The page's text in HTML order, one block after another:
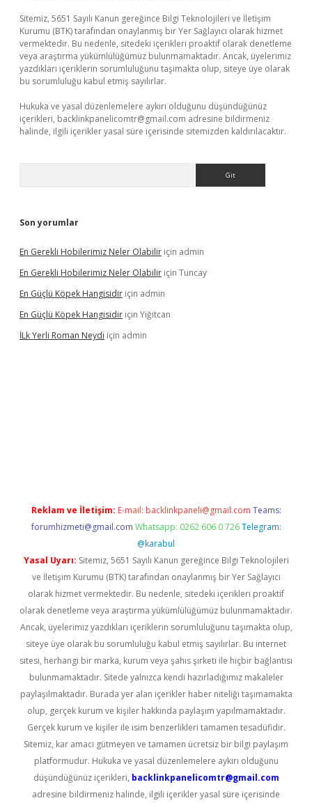
Sitemiz, 5651 Sayılı Kanun gereğince Bilgi Teknolojileri ve İletişim
Kurumu (BTK) tarafından onaylanmış bir Yer Sağlayıcı olarak hizmet
vermektedir. Bu nedenle, sitedeki içerikleri proaktif olarak denetleme
veya araştırma yükümlülüğümüz bulunmamaktadır. Ancak, üyelerimiz
yazdıkları içeriklerin sorumluluğunu taşımakta olup, siteye üye olarak
bu sorumluluğu kabul etmiş sayılırlar.
Hukuka ve yasal düzenlemelere aykırı olduğunu düşündüğünüz
içerikleri, backlinkpanelicomtr@gmail.com adresine bildirmeniz
halinde, ilgili içerikler yasal süre içerisinde sitemizden kaldırılacaktır.
Son yorumlar
En Gerekli Hobilerimiz Neler Olabilir için admin
En Gerekli Hobilerimiz Neler Olabilir için Tuncay
En Güçlü Köpek Hangisidir için admin
En Güçlü Köpek Hangisidir için Yiğitcan
İLk Yerli Roman Neydi için admin
Reklam ve İletişim: E-mail: backlinkpaneli@gmail.com Teams:
forumhizmeti@gmail.com Whatsapp: 0262 606 0 726 Telegram:
@karabul
Yasal Uyarı: Sitemiz, 5651 Sayılı Kanun gereğince Bilgi Teknolojileri
ve İletişim Kurumu (BTK) tarafından onaylanmış bir Yer Sağlayıcı
olarak hizmet vermektedir. Bu nedenle, sitedeki içerikleri proaktif
olarak denetleme veya araştırma yükümlülüğümüz bulunmamaktadır.
Ancak, üyelerimiz yazdıkları içeriklerin sorumluluğunu taşımakta olup,
siteye üye olarak bu sorumluluğu kabul etmiş sayılırlar. Bu internet
sitesi, herhangi bir marka, kurum veya şahıs şirketi ile hiçbir bağlantısı
bulunmamaktadır. Sitede yalnızca kendi hazırladığımız makaleler
paylaşılmaktadır. Burada yer alan içerikler haber niteliği taşımamakta
olup, gerçek kurum ve kişiler hakkında paylaşım yapılmamaktadır.
Gerçek kurum ve kişiler ile isim benzerlikleri tamamen tesadüfidir.
Sitemiz, kar amacı gütmeyen ve tamamen ücretsiz bir bilgi paylaşım
platformudur. Hukuka ve yasal düzenlemelere aykırı olduğunu
düşündüğünüz içerikleri, backlinkpanelicomtr@gmail.com
adresine bildirmeniz halinde, ilgili içerikler yasal süre içerisinde